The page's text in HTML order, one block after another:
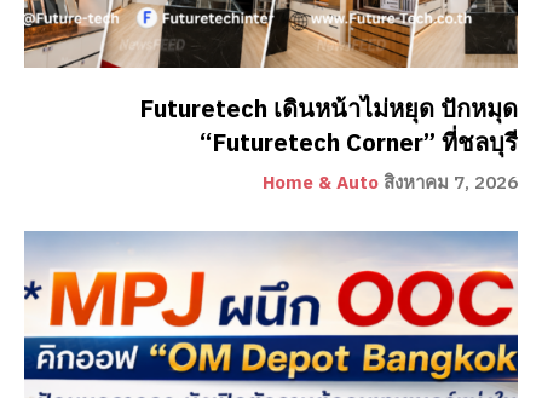
Futuretech เดินหน้าไม่หยุด ปักหมุด
“Futuretech Corner” ที่ชลบุรี
Home & Auto สิงหาคม 7, 2026